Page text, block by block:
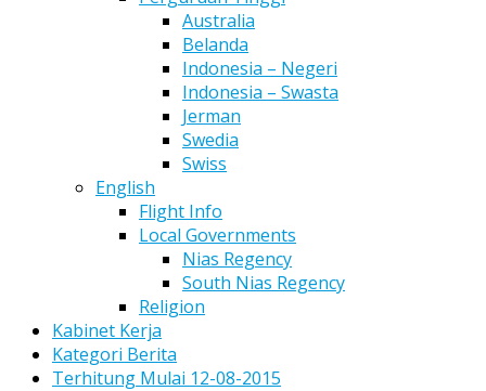
Australia
Belanda
Indonesia – Negeri
Indonesia – Swasta
Jerman
Swedia
Swiss
English
Flight Info
Local Governments
Nias Regency
South Nias Regency
Religion
Kabinet Kerja
Kategori Berita
Terhitung Mulai 12-08-2015